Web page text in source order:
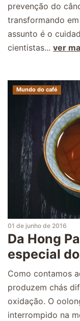
prevenção do
transformando
assunto é o
cientistas... ver
Mundo do café
01 de junho de 2016
Da Hong
especial
Como contamos
produzem chás
oxidação. O
interrompido na